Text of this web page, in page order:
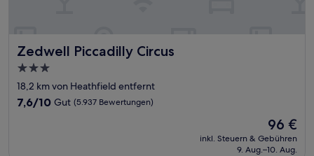
Zedwell Piccadilly Circus
Zedwell Piccadilly Circus
3.0-
Sterne-
Unterkunft
18,2 km von Heathfield entfernt
7.6
7,6/10 Gut (5.937 Bewertungen)
Der
Preis
beträgt
96 €
inkl. Steuern & Gebühren
9. Aug.–10. Aug.